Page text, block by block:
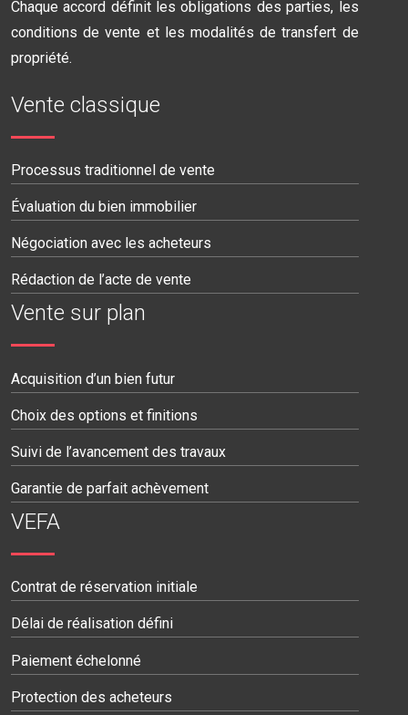
Chaque accord définit les obligations des parties, les
conditions de vente et les modalités de transfert de
propriété.
Vente classique
Processus traditionnel de vente
Évaluation du bien immobilier
Négociation avec les acheteurs
Rédaction de l’acte de vente
Vente sur plan
Acquisition d’un bien futur
Choix des options et finitions
Suivi de l’avancement des travaux
Garantie de parfait achèvement
VEFA
Contrat de réservation initiale
Délai de réalisation défini
Paiement échelonné
Protection des acheteurs